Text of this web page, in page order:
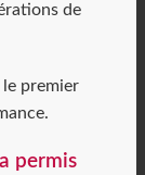
de
le premier
permis